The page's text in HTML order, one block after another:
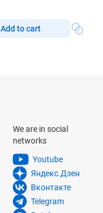
Add to cart
We are in social
networks
Youtube
Яндекс.Дзен
Вконтакте
Telegram